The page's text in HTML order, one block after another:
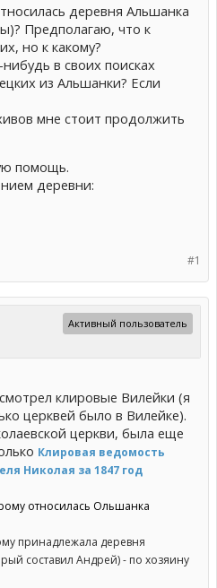
деревня Альшанка
Предполагаю, что к
но к какому?
в своих поисках
из Альшанки? Если
мне стоит продолжить
помощь.
деревни:
#1
Активный пользователь
клировые Вилейки (я
церквей было в Вилейке).
церкви, была еще
Клировая ведомость
Николая за 1847 год
относилась Ольшанка
принадлежала деревня
составил Андрей) - по хозяину